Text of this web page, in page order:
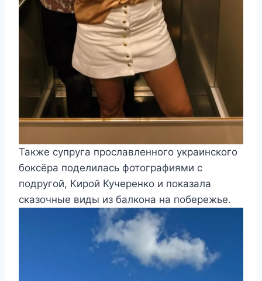
Также супруга прославленного украинского
боксёра поделилась фотографиями с
подругой, Кирой Кучеренко и показала
сказочные виды из балкона на побережье.